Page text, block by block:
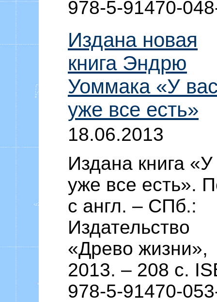
978-5-91470-
Издана новая
книга Эндрю
Уоммака «У
уже все есть»
18.06.2013
Издана книга
уже все есть».
с англ. – СПб.:
Издательство
«Древо жизни»,
2013. – 208 c.
978-5-91470-